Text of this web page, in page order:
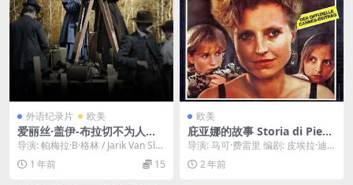
外语纪录片 欧美
爱丽丝·盖伊-布拉切不为人知
的故事 Be Natural: The Unt
old Story of Alice Guy-Blac
hé (2018)
导演: 帕梅拉·B·格林 / Jarik Van Sluij
s 编剧: 帕梅拉·...
1 年前 15
欧美
庇亚娜的故事 Storia di Piera
(1983)
导演: 马可·费雷里 编剧: 皮埃拉·迪
格利·埃斯波斯蒂 / 达契娅·马莱伊尼
... 2 年前